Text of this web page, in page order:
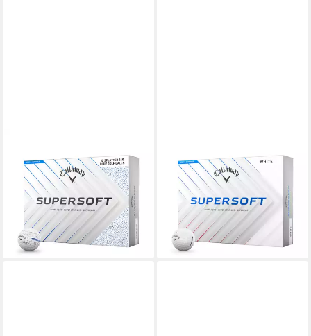
Golfball Callaway Supersoft
Golfball (1 Dutzend) 12 Stück
Splatter Blau
35,00 €
lieferbar - in 3-4 Werktagen bei dir
Golfball Callaway Golfball
Supersoft 2025 Weiß 1
Dutzend
30,00 € UVP35,00 €
-14%
lieferbar - in 4-5 Werktagen bei dir